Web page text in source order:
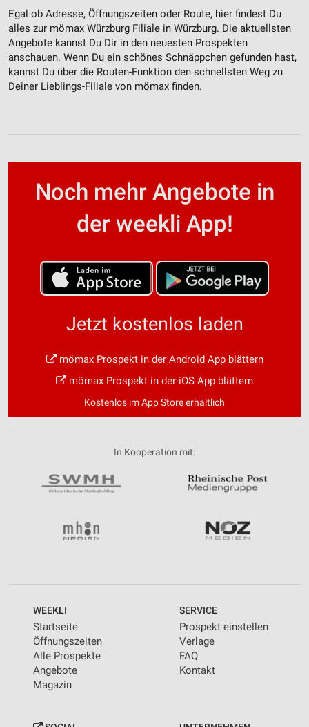
Egal ob Adresse, Öffnungszeiten oder Route, hier findest Du
alles zur mömax Würzburg Filiale in Würzburg. Die aktuellsten
Angebote kannst Du Dir in den neuesten Prospekten
anschauen. Wenn Du ein schönes Schnäppchen gefunden hast,
kannst Du über die Routen-Funktion den schnellsten Weg zu
Deiner Lieblings-Filiale von mömax finden.
Noch mehr Angebote in
der weekli App!
Jetzt kostenlos laden
mömax Prospekt in der Android App blättern
mömax Prospekt in der iOS App blättern
Kostenlos im App Store erhältlich
In Kooperation mit:
WEEKLI
Startseite
Öffnungszeiten
Alle Prospekte
Angebote
Magazin
SERVICE
Prospekt einstellen
Verlage
FAQ
Kontakt